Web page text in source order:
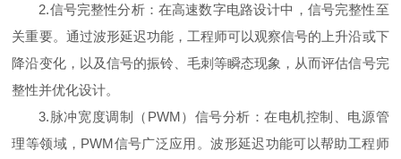
2.信号完整性分析：在高速数字电路设计中，信号完整性至
关重要。通过波形延迟功能，工程师可以观察信号的上升沿或下
降沿变化，以及信号的振铃、毛刺等瞬态现象，从而评估信号完
整性并优化设计。
3.脉冲宽度调制（PWM）信号分析：在电机控制、电源管
理等领域，PWM信号广泛应用。波形延迟功能可以帮助工程师